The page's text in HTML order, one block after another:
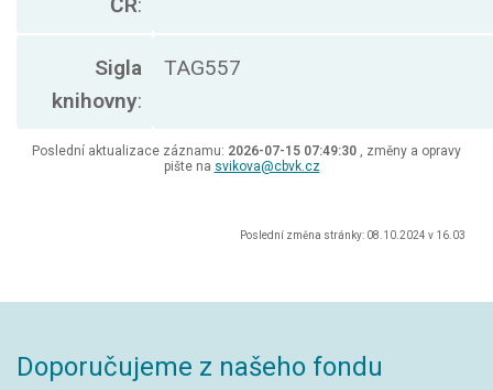
ČR:
Sigla
knihovny:
TAG557
Poslední aktualizace záznamu: 2026-07-15 07:49:30 , změny a opravy
pište na svikova@cbvk.cz
Poslední změna stránky: 08.10.2024 v 16.03
Doporučujeme z našeho fondu